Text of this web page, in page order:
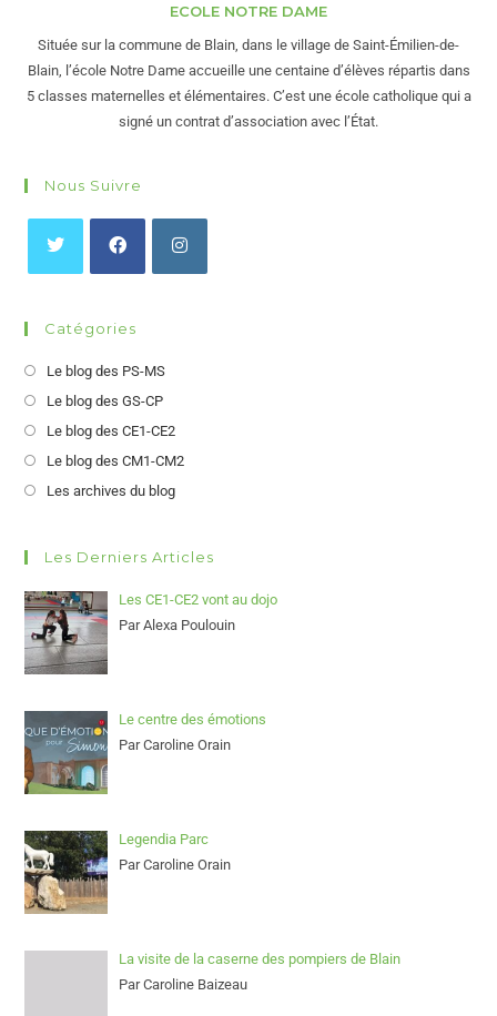
ECOLE NOTRE DAME
Située sur la commune de Blain, dans le village de Saint-Émilien-de-
Blain, l’école Notre Dame accueille une centaine d’élèves répartis dans
5 classes maternelles et élémentaires. C’est une école catholique qui a
signé un contrat d’association avec l’État.
Nous Suivre
Catégories
Le blog des PS-MS
Le blog des GS-CP
Le blog des CE1-CE2
Le blog des CM1-CM2
Les archives du blog
Les Derniers Articles
Les CE1-CE2 vont au dojo
Par Alexa Poulouin
Le centre des émotions
Par Caroline Orain
Legendia Parc
Par Caroline Orain
La visite de la caserne des pompiers de Blain
Par Caroline Baizeau